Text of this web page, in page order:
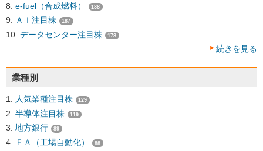
e-fuel（合成燃料） 188
ＡＩ注目株 187
データセンター注目株 178
続きを見る
業種別
人気業種注目株 129
半導体注目株 119
地方銀行 89
ＦＡ（工場自動化） 88